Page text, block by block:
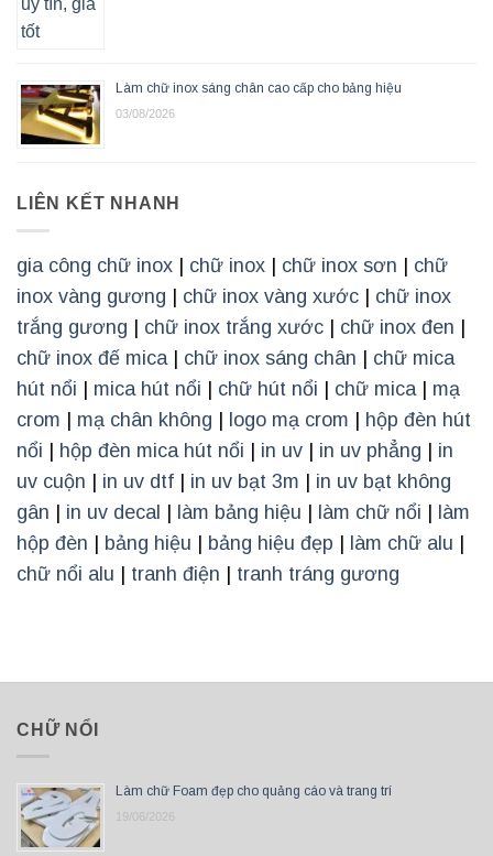
Làm chữ inox sáng chân cao cấp cho bảng hiệu
03/08/2026
LIÊN KẾT NHANH
gia công chữ inox | chữ inox | chữ inox sơn | chữ
inox vàng gương | chữ inox vàng xước | chữ inox
trắng gương | chữ inox trắng xước | chữ inox đen |
chữ inox đế mica | chữ inox sáng chân | chữ mica
hút nổi | mica hút nổi | chữ hút nổi | chữ mica | mạ
crom | mạ chân không | logo mạ crom | hộp đèn hút
nổi | hộp đèn mica hút nổi | in uv | in uv phẳng | in
uv cuộn | in uv dtf | in uv bạt 3m | in uv bạt không
gân | in uv decal | làm bảng hiệu | làm chữ nổi | làm
hộp đèn | bảng hiệu | bảng hiệu đẹp | làm chữ alu |
chữ nổi alu | tranh điện | tranh tráng gương
CHỮ NỔI
Làm chữ Foam đẹp cho quảng cáo và trang trí
19/06/2026